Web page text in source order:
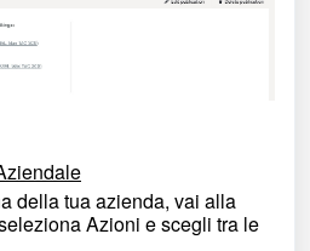
della tua azienda, vai alla
Azioni e scegli tra le